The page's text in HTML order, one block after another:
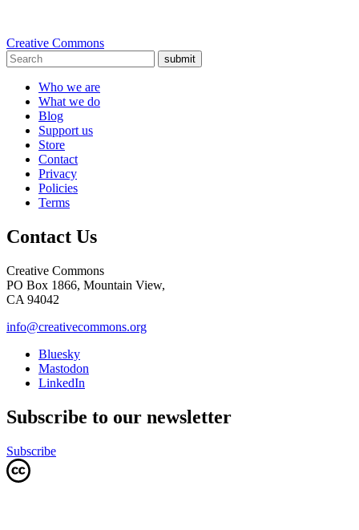
Creative Commons
submit
Who we are
What we do
Blog
Support us
Store
Contact
Privacy
Policies
Terms
Contact Us
Creative Commons
PO Box 1866, Mountain View,
CA 94042
info@creativecommons.org
Bluesky
Mastodon
LinkedIn
Subscribe to our newsletter
Subscribe